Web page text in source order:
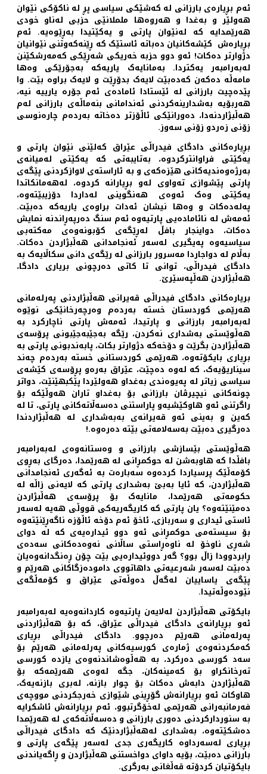
ئەم بڕیارەی بارزانی لە کەشێکی سیاسی پڕ لە ناکۆکی نێوان
هەولێر و بەغدا و هەروەها ململانێی حزبی لەناو خودی
هەرێمدایە کە لەنێوان پارتی و یەکێتیدا بەڕێوەیە. ئەم
بڕیارەش کێشەکانیان دەباتە ئاستێک کە ڕێنەکەوتنی نێوانیان
دژوارتر دەکات! ئەو دوو حزبە خەریکی شەڕێکی کەمەرشکێنن
لەبەرامبەر یەکتردا. بەمانایەک یاریەکە بەجۆرێکی وەها
مامەڵە دەکەن کەدەبێت لایەک بدۆڕێت و لایەک براوە بێت. وا
پێدەچیت بارزانی لە ئێستادا ئامادەی ئەم جۆرە یارییە نیە،
هەربۆیە بەشدارینەکردنی ئەندامانی بنەماڵەی بارزانی لەم
هەڵبژاردنەدا، دەورانێکی ئاڵۆزتر دەخاتە بەردەم چارەنوسی
زۆنی زەردو زۆنی سەوز.
بڕیارەکانی دادگای فیدراڵی عێراق کەلێنی نێوان پارتی و
یەکێتی فراوانترکردوە، بەتایبەتی کە یەکێتی لەمیانەی
بەرژەوەندیەکانی هێزەکەی و بە ئاراستەی لاوازکردنی پێگەی
پارتی پێشوازی تەواوی لەو بڕیارانە کردوە، لەهەمانکاتدا
یەکێتی وەک ئەوەی هەنگوینی لەداردا دۆزیبێتەوە،
پەلەدەکات و وەها نیشان ئەدات براوەی یاریەکە دەبێت.
ئەمەش لە نائامادەیی پارتیەوە ئەم سنگ دەرپەڕاندنە نمایش
دەکات، دواینجار بافڵ لەڕێگەی کۆبونەوەی مەکتەبی
سیاسیەوە پەیگیری لەسەر ئەنجامدانی هەڵبژاردن دەکات.
بەڵام لە دواجاردا مەسرور بارزانی لە رێگەی دانی سکاڵایەک بە
دادگای فیدراڵی، توانی تا کاتی دەرچونی بریاری دادگا،
هەڵبژاردن هەڵپەسێرێ.
بریارەکانی دادگای فیدراڵی قەیرانی ھەڵبژاردنی پەرلەمانی
ھەرێمی کوردستان خستە بەردەم وەرچەرخانێکی نوێوە
لەبەرامبەر بارزانی و پارتیدا، ئەمەش پارتی ناچارکرد بە
هەڵوێستی بەشداری نەکردن، رێگە بەجێبەجێبونی پرۆسەی
هەڵبژاردن بگرێت و دۆخەکە دژوارتر بکات، پابەندبونی پارتی بە
بڕیاری بایکۆتەوە، ھەرێمی کوردستانی خستە بەردەم چەند
سیناریۆیەک، کە لەوە دەچێت، عێراق بەرەو پڕۆسەی کێشەی
سیاسی زیاتر لە پەیوەندی بەغداو هەولێردا پێکبهێنێت، دواتر
چونەکانی نیچیرڤان بارزانی بۆ بەغداو تاران هەوڵێکە بۆ
راگرتنی ئەو هاوکێشیەو پاراستنی دەسەڵاتەکانی پارتی، تا لە
کەین و بەینی ئەو قەیرانەی بەبەشداری لە هەڵبژاردندا
دەرگیری دەبێت بەسەلامەتی بێتە دەرەوە.!
هەڵوێستی بێسازشی بارزانی و وەستانەوەی لەبەرامبەر
بافڵدا کە هاوبەشن لە حوکمڕانی لە هەرێمدا، دەرگای بەڕوی
کۆمەڵێک پرسیاردا کردەوە سەبارەت بە ئەگەری ئەنجامدانی
هەڵبژاردن، کە ئایا بەبێ بەشداری پارتی کە لایەنی زاڵە لە
حکومەتی هەرێمدا، مانایەک بۆ پرۆسەی هەڵبژاردن
دەمێنێتەوە؟ یان پارتی کە کاریگەریەکی قووڵی هەیە لەسەر
ئاستی ئیداری و سەربازی، ئاخۆ ئەم دۆخە ئاڵۆزە ناگەڕێنێتەوە
بۆ سیستەمی حوکمڕانی ئەو دوو ئیدارەیەی کە لە دوای
شەڕی ناوخۆ لە ناوەڕاستی ساڵانی نەوەدەکانی سەدەی
ڕابردوودا زاڵ بوو؟ گەر دووئیدارەیی بێت چۆن ڕەنگدانەوەیان
دەبێت لەسەر شەرعیەتی داهاتووی دامودەزگاکانی هەرێم و
پێگەی یاساییان لەگەڵ دەوڵەتی عێراق و کۆمەڵگەی
نێودەوڵەتیدا.
بایکۆتی هەڵبژاردن لەلایەن پارتیەوە کاردانەوەیە لەبەرامبەر
ئەو بڕیارانەی دادگای فیدراڵی عێراق، کە بۆ هەڵبژاردنی
پەرلەمانی هەرێم دەرچوو. دادگای فیدراڵی بڕیاری
کەمکردنەوەی ژمارەی کورسیەکانی پەرلەمانی هەرێم بۆ
سەد کورسی دەرکرد، بە هەڵوەشاندنەوەی یازدە کورسی
تەرخانکراو بۆ کەمینەکان، جگە لەوەی هەرێمەکە بۆ
هەڵبژاردن دابەش دەکات بۆ چوار بازنە، لەبری بازنەیەک،
هاوکات ئەو بڕیارانەش گۆڕینی شێوازی خەرجکردنی مووچەی
فەرمانبەرانی هەرێمی لەخۆگرتبوو، ئەم بڕیارانەش ئاشکرایە
بە سنوردارکردنی دەوری بارزانی و دەسەڵاتەکەی لە هەرێمدا
دەشکێتەوە، بەشداری لەهەڵبژاردنێک کە دادگای فیدراڵی
بڕیاری لەسەرداوە کاریگەری جدی لەسەر پێگەی پارتی و
بارزانی دەبێت، بۆیە داوای دواخستنی هەڵبژاردن و ڕاگەیاندنی
بایکۆتیان کردۆتە قەڵغانی بەرگری.